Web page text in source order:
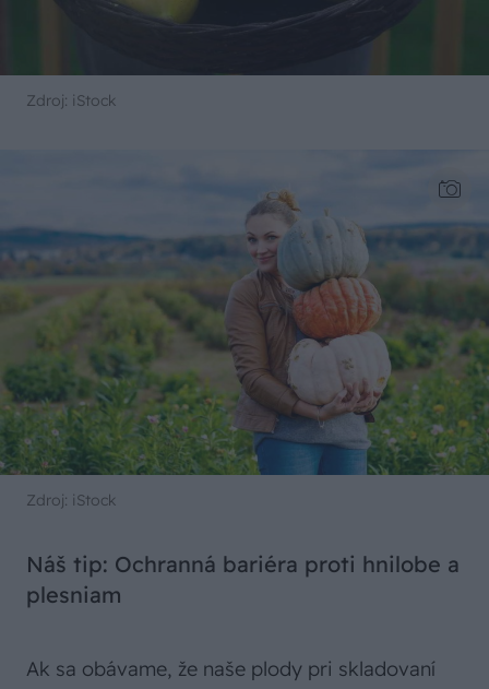
Zdroj: iStock
Zdroj: iStock
Náš tip: Ochranná bariéra proti hnilobe a
plesniam
Ak sa obávame, že naše plody pri skladovaní